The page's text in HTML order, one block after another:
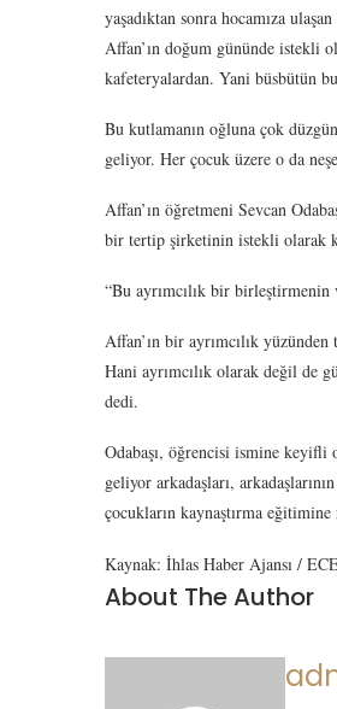
yaşadıktan sonra hocamıza
Affan’ın doğum gününde istekli
kafeteryalardan. Yani büsbütün
Bu kutlamanın oğluna çok
geliyor. Her çocuk üzere o da
Affan’ın öğretmeni Sevcan
bir tertip şirketinin istekli olarak
“Bu ayrımcılık bir birleştirmenin
Affan’ın bir ayrımcılık
Hani ayrımcılık olarak değil de
dedi.
Odabaşı, öğrencisi ismine
geliyor arkadaşları,
çocukların kaynaştırma
Kaynak: İhlas Haber Ajansı /
About The Author